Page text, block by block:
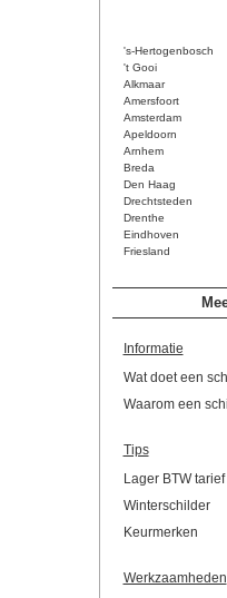
's-Hertogenbosch
't Gooi
Alkmaar
Amersfoort
Amsterdam
Apeldoorn
Arnhem
Breda
Den Haag
Drechtsteden
Drenthe
Eindhoven
Friesland
Informatie
Wat doet een
Waarom een
Tips
Lager BTW tarief
Winterschilder
Keurmerken
Werkzaamheden